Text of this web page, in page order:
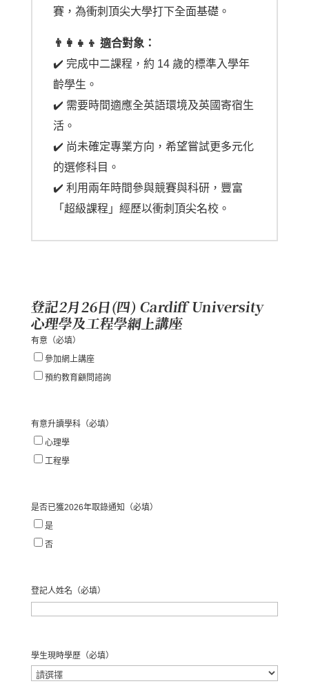
賽，為衝刺頂尖大學打下全面基礎。
👨‍👩‍👧‍👦 適合對象：
✔️ 完成中二課程，約 14 歲的標準入學年
齡學生。
✔️ 需要時間適應全英語環境及英國寄宿生
活。
✔️ 尚未確定專業方向，希望嘗試更多元化
的選修科目。
✔️ 利用兩年時間參與競賽與科研，豐富
「超級課程」經歷以衝刺頂尖名校。
登記2月26日(四) Cardiff University
心理學及工程學網上講座
有意（必填）
參加網上講座
預約教育顧問諮詢
有意升讀學科（必填）
心理學
工程學
是否已獲2026年取錄通知 （必填）
是
否
登記人姓名 （必填）
學生現時學歷（必填）